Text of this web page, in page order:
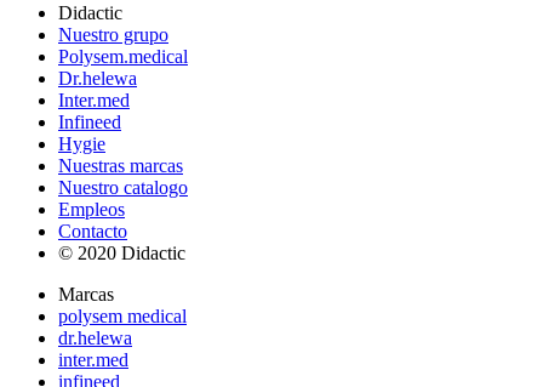
Didactic
Nuestro grupo
Polysem.medical
Dr.helewa
Inter.med
Infineed
Hygie
Nuestras marcas
Nuestro catalogo
Empleos
Contacto
© 2020 Didactic
Marcas
polysem medical
dr.helewa
inter.med
infineed